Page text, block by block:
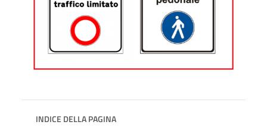
INDICE DELLA PAGINA